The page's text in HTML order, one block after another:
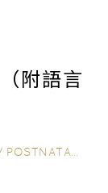
附語言
POSTNATAL CARE